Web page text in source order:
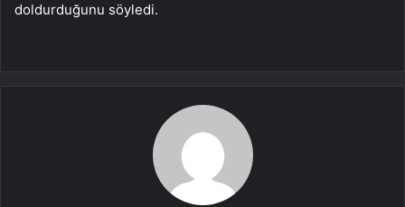
doldurduğunu söyledi.